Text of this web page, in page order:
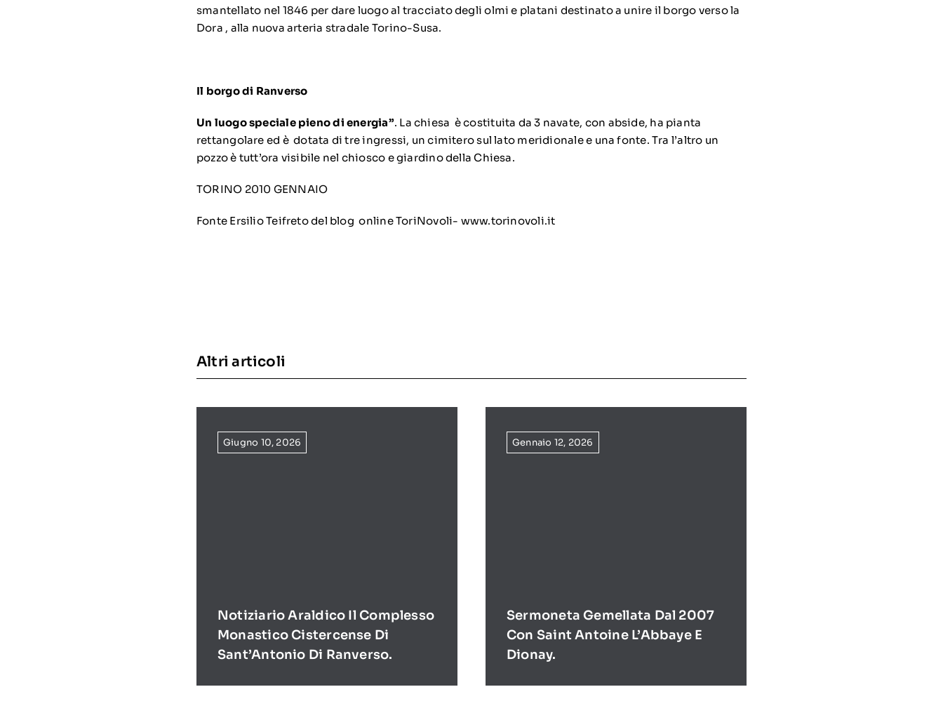
smantellato nel 1846 per dare luogo al tracciato degli olmi e platani destinato a unire il borgo verso la
Dora , alla nuova arteria stradale Torino-Susa.
Il borgo di Ranverso
Un luogo speciale pieno di energia”. La chiesa è costituita da 3 navate, con abside, ha pianta
rettangolare ed è dotata di tre ingressi, un cimitero sul lato meridionale e una fonte. Tra l’altro un
pozzo è tutt’ora visibile nel chiosco e giardino della Chiesa.
TORINO 2010 GENNAIO
Fonte Ersilio Teifreto del blog online ToriNovoli- www.torinovoli.it
Altri articoli
Giugno 10, 2026
Notiziario Araldico Il Complesso
Monastico Cistercense Di
Sant’Antonio Di Ranverso.
Gennaio 12, 2026
Sermoneta Gemellata Dal 2007
Con Saint Antoine L’Abbaye E
Dionay.